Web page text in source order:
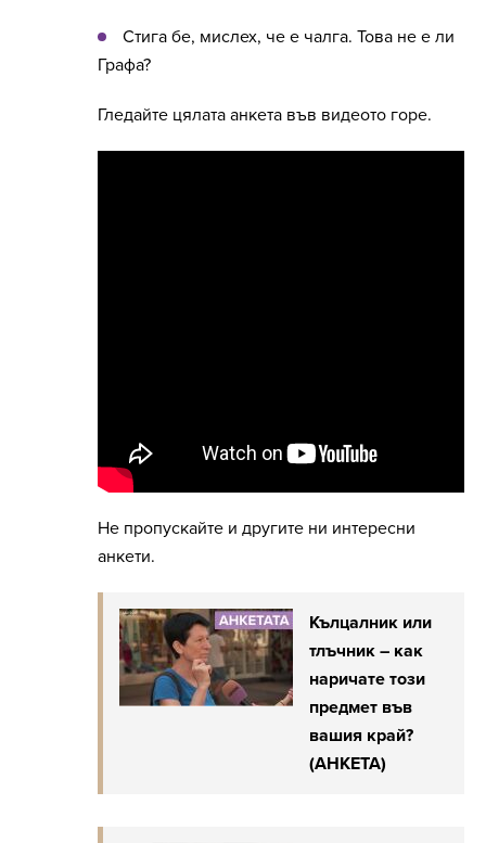
Стига бе, мислех, че е чалга. Това не е ли
Графа?
Гледайте цялата анкета във видеото горе.
Не пропускайте и другите ни интересни
анкети.
Кълцалник или
тлъчник – как
наричате този
предмет във
вашия край?
(АНКЕТА)